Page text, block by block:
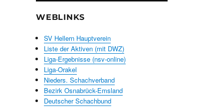
WEBLINKS
SV Hellern Hauptverein
Liste der Aktiven (mit DWZ)
Liga-Ergebnisse (nsv-online)
Liga-Orakel
Nieders. Schachverband
Bezirk Osnabrück-Emsland
Deutscher Schachbund